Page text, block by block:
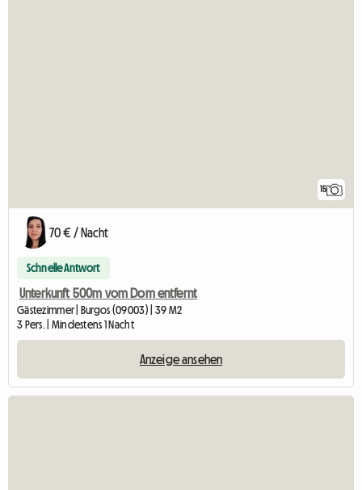
15
70 € / Nacht
Schnelle Antwort
Unterkunft 500m vom Dom entfernt
Gästezimmer | Burgos (09003) | 39 M2
3 Pers. | Mindestens 1 Nacht
Anzeige ansehen